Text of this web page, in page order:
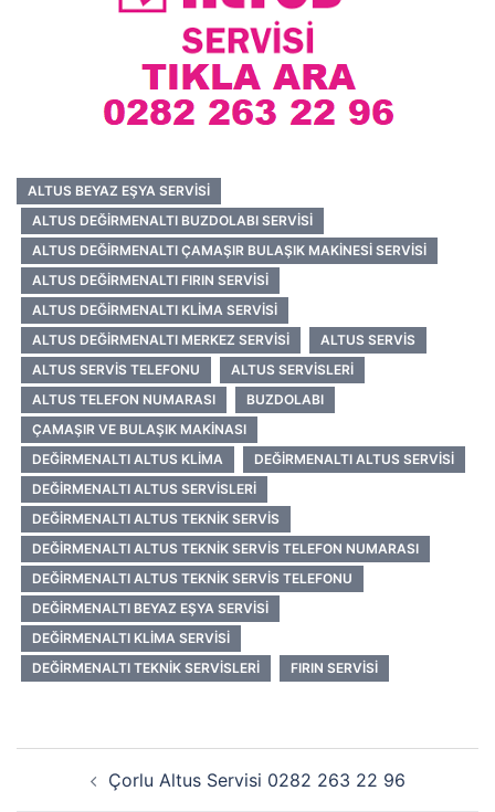
ALTUS BEYAZ EŞYA SERVISI
ALTUS DEĞIRMENALTI BUZDOLABI SERVISI
ALTUS DEĞIRMENALTI ÇAMAŞIR BULAŞIK MAKINESI SERVISI
ALTUS DEĞIRMENALTI FIRIN SERVISI
ALTUS DEĞIRMENALTI KLIMA SERVISI
ALTUS DEĞIRMENALTI MERKEZ SERVISI
ALTUS SERVIS
ALTUS SERVIS TELEFONU
ALTUS SERVISLERI
ALTUS TELEFON NUMARASI
BUZDOLABI
ÇAMAŞIR VE BULAŞIK MAKINASI
DEĞIRMENALTI ALTUS KLIMA
DEĞIRMENALTI ALTUS SERVISI
DEĞIRMENALTI ALTUS SERVISLERI
DEĞIRMENALTI ALTUS TEKNIK SERVIS
DEĞIRMENALTI ALTUS TEKNIK SERVIS TELEFON NUMARASI
DEĞIRMENALTI ALTUS TEKNIK SERVIS TELEFONU
DEĞIRMENALTI BEYAZ EŞYA SERVISI
DEĞIRMENALTI KLIMA SERVISI
DEĞIRMENALTI TEKNIK SERVISLERI
FIRIN SERVISI
dolaşımıÇorlu Altus Servisi 0282 263 22 96